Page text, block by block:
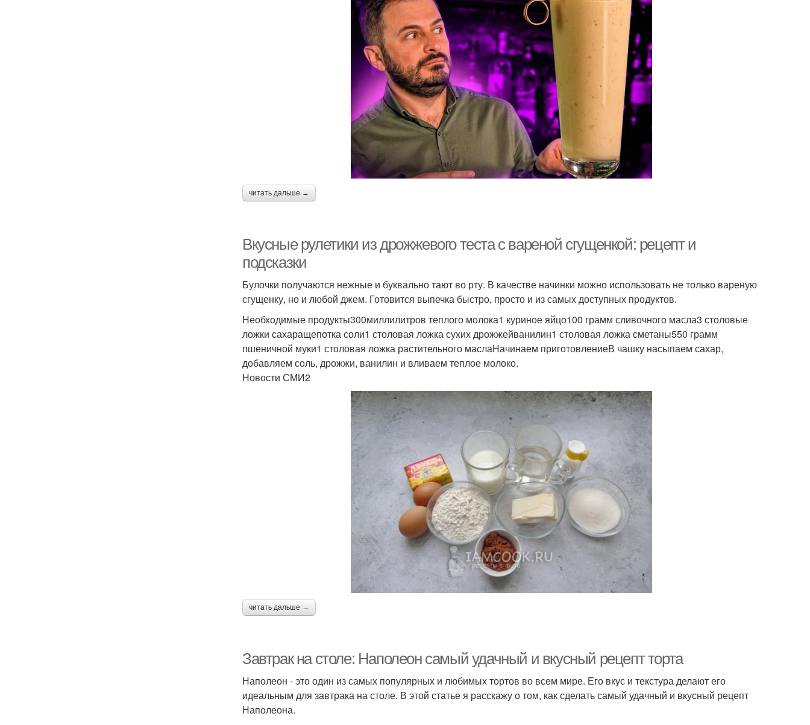
читать дальше →
Вкусные рулетики из дрожжевого теста с вареной сгущенкой: рецепт и
подсказки
Булочки получаются нежные и буквально тают во рту. В качестве начинки можно использовать не только вареную
сгущенку, но и любой джем. Готовится выпечка быстро, просто и из самых доступных продуктов.
Необходимые продукты300миллилитров теплого молока1 куриное яйцо100 грамм сливочного масла3 столовые
ложки сахаращепотка соли1 столовая ложка сухих дрожжейванилин1 столовая ложка сметаны550 грамм
пшеничной муки1 столовая ложка растительного маслаНачинаем приготовлениеВ чашку насыпаем сахар,
добавляем соль, дрожжи, ванилин и вливаем теплое молоко.
Новости СМИ2
читать дальше →
Завтрак на столе: Наполеон самый удачный и вкусный рецепт торта
Наполеон - это один из самых популярных и любимых тортов во всем мире. Его вкус и текстура делают его
идеальным для завтрака на столе. В этой статье я расскажу о том, как сделать самый удачный и вкусный рецепт
Наполеона.